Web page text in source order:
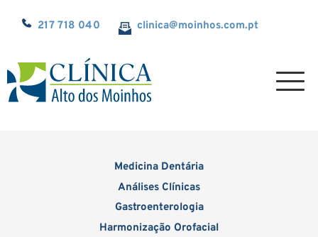
217 718 040 clinica@moinhos.com.pt
Medicina Dentária
Análises Clínicas
Gastroenterologia
Harmonização Orofacial